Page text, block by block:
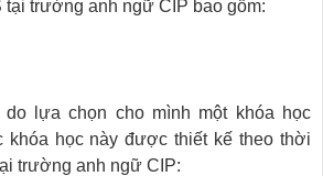
tại trường anh ngữ CIP bao gồm:
lựa chọn cho mình một khóa học
khóa học này được thiết kế theo thời
trường anh ngữ CIP: